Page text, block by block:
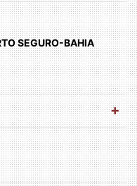
SEGURO-BAHIA